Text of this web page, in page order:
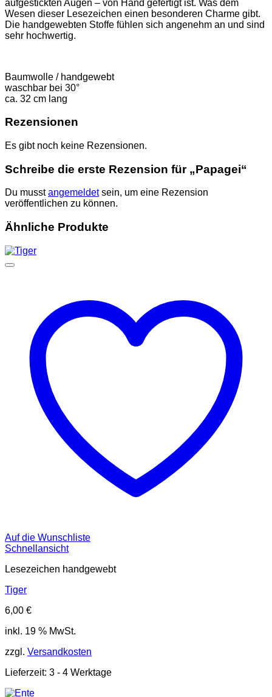
aufgestickten Augen – von Hand gefertigt ist. Was dem
Wesen dieser Lesezeichen einen besonderen Charme gibt.
Die handgewebten Stoffe fühlen sich angenehm an und sind
sehr hochwertig.
Baumwolle / handgewebt
waschbar bei 30°
ca. 32 cm lang
Rezensionen
Es gibt noch keine Rezensionen.
Schreibe die erste Rezension für „Papagei“
Du musstangemeldetsein, um eine Rezension
veröffentlichen zu können.
Ähnliche Produkte
Auf die Wunschliste
Schnellansicht
Lesezeichen handgewebt
Tiger
6,00 €
inkl. 19 % MwSt.
zzgl. Versandkosten
Lieferzeit: 3 - 4 Werktage